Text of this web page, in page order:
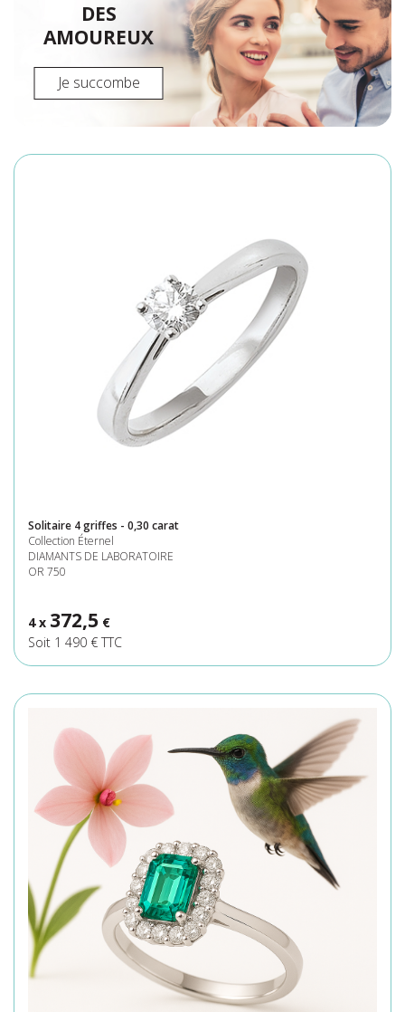
DES
AMOUREUX
Je succombe
Solitaire 4 griffes - 0,30 carat
Collection Éternel
DIAMANTS DE LABORATOIRE
OR 750
4 x 372,5 €
Soit 1 490 € TTC